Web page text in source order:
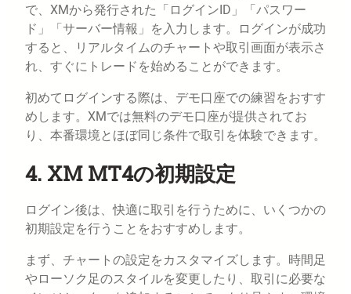
で、XMから発行された「ログインID」「パスワー
ド」「サーバー情報」を入力します。ログインが成功
すると、リアルタイムのチャートや取引画面が表示さ
れ、すぐにトレードを始めることができます。
初めてログインする際は、デモ口座での練習をおすす
めします。XMでは無料のデモ口座が提供されてお
り、本番環境とほぼ同じ条件で取引を体験できます。
4. XM MT4の初期設定
ログイン後は、快適に取引を行うために、いくつかの
初期設定を行うことをおすすめします。
まず、チャートの設定をカスタマイズします。時間足
やローソク足のスタイルを変更したり、取引に必要な